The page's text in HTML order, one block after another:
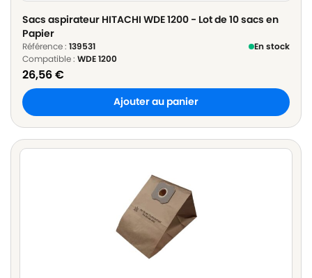
Sacs aspirateur HITACHI WDE 1200 - Lot de 10 sacs en
Papier
Référence : 139531
En stock
Compatible : WDE 1200
26,56€
Ajouter au panier